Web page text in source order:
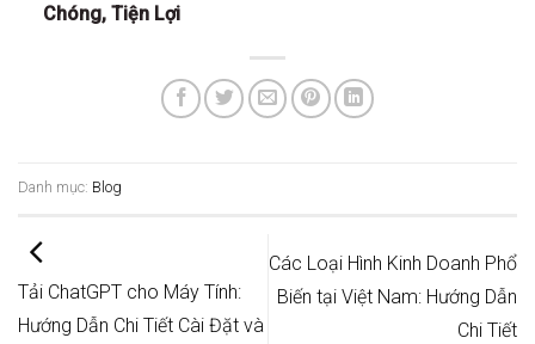
Chóng, Tiện Lợi
Danh mục: Blog
Tải ChatGPT cho Máy Tính:
Hướng Dẫn Chi Tiết Cài Đặt và
Các Loại Hình Kinh Doanh Phổ
Biến tại Việt Nam: Hướng Dẫn
Chi Tiết